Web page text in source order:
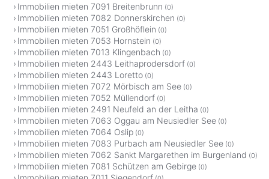
Immobilien mieten 7091 Breitenbrunn (0)
Immobilien mieten 7082 Donnerskirchen (0)
Immobilien mieten 7051 Großhöflein (0)
Immobilien mieten 7053 Hornstein (0)
Immobilien mieten 7013 Klingenbach (0)
Immobilien mieten 2443 Leithaprodersdorf (0)
Immobilien mieten 2443 Loretto (0)
Immobilien mieten 7072 Mörbisch am See (0)
Immobilien mieten 7052 Müllendorf (0)
Immobilien mieten 2491 Neufeld an der Leitha (0)
Immobilien mieten 7063 Oggau am Neusiedler See (0)
Immobilien mieten 7064 Oslip (0)
Immobilien mieten 7083 Purbach am Neusiedler See (0)
Immobilien mieten 7062 Sankt Margarethen im Burgenland (0)
Immobilien mieten 7081 Schützen am Gebirge (0)